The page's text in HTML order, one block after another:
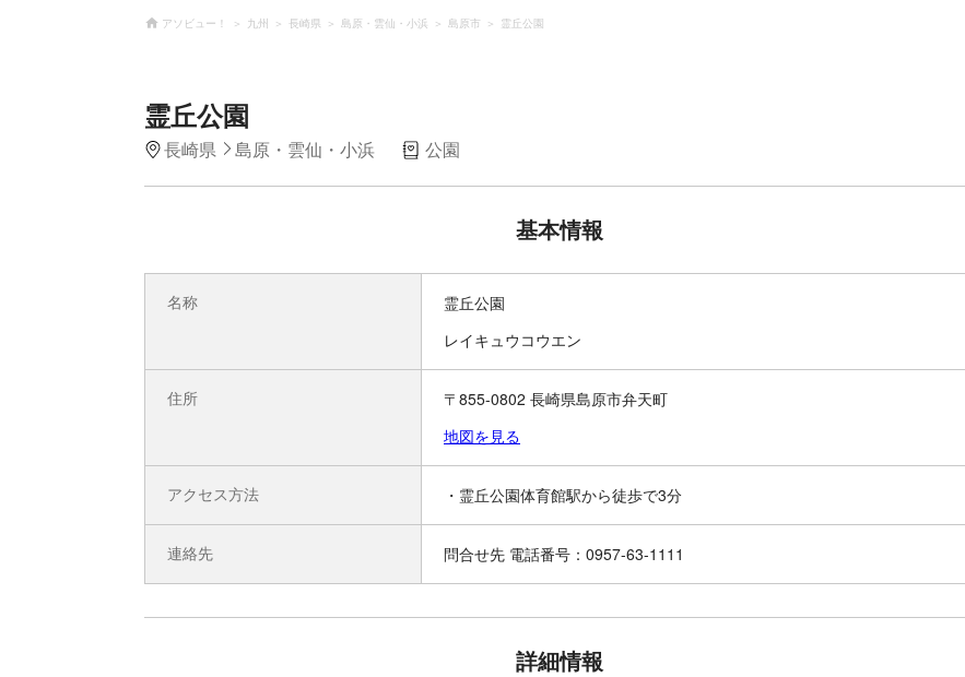
アソビュー！ 九州 長崎県 島原・雲仙・小浜 島原市 霊丘公園
霊丘公園
長崎県 島原・雲仙・小浜 公園
基本情報
名称
霊丘公園
レイキュウコウエン
住所
〒855-0802 長崎県島原市弁天町
地図を見る
アクセス方法 ・霊丘公園体育館駅から徒歩で3分
連絡先 問合せ先 電話番号：0957-63-1111
詳細情報